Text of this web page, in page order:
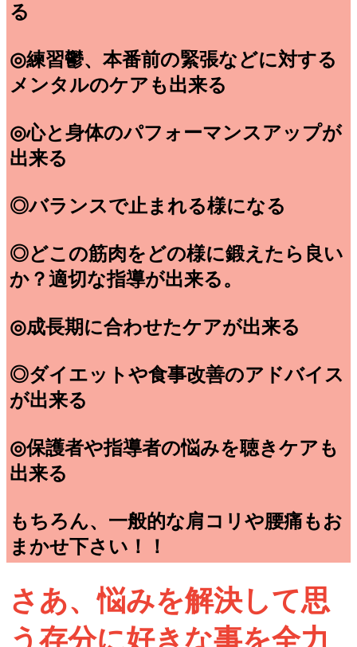
る
◎練習鬱、本番前の緊張などに対する
メンタルのケアも出来る
◎心と身体のパフォーマンスアップが
出来る
◎バランスで止まれる様になる
◎どこの筋肉をどの様に鍛えたら良い
か？適切な指導が出来る。
◎成長期に合わせたケアが出来る
◎ダイエットや食事改善のアドバイス
が出来る
◎保護者や指導者の悩みを聴きケアも
出来る
もちろん、一般的な肩コリや腰痛もお
まかせ下さい！！
さあ、悩みを解決して思
う存分に好きな事を全力